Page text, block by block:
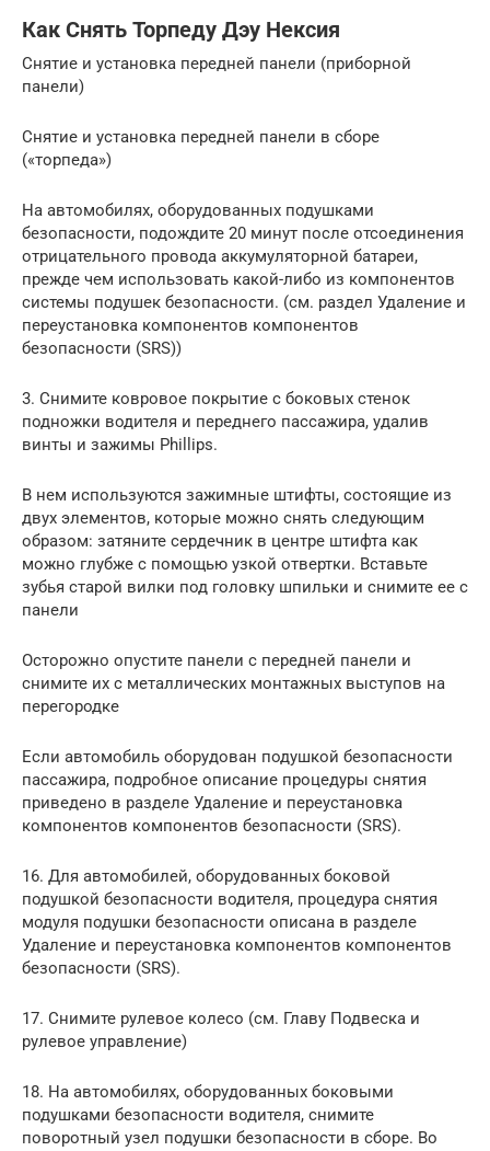
Как Снять Торпеду Дэу Нексия
Снятие и установка передней панели (приборной
панели)
Снятие и установка передней панели в сборе
(«торпеда»)
На автомобилях, оборудованных подушками
безопасности, подождите 20 минут после отсоединения
отрицательного провода аккумуляторной батареи,
прежде чем использовать какой-либо из компонентов
системы подушек безопасности. (см. раздел Удаление и
переустановка компонентов компонентов
безопасности (SRS))
3. Снимите ковровое покрытие с боковых стенок
подножки водителя и переднего пассажира, удалив
винты и зажимы Phillips.
В нем используются зажимные штифты, состоящие из
двух элементов, которые можно снять следующим
образом: затяните сердечник в центре штифта как
можно глубже с помощью узкой отвертки. Вставьте
зубья старой вилки под головку шпильки и снимите ее с
панели
Осторожно опустите панели с передней панели и
снимите их с металлических монтажных выступов на
перегородке
Если автомобиль оборудован подушкой безопасности
пассажира, подробное описание процедуры снятия
приведено в разделе Удаление и переустановка
компонентов компонентов безопасности (SRS).
16. Для автомобилей, оборудованных боковой
подушкой безопасности водителя, процедура снятия
модуля подушки безопасности описана в разделе
Удаление и переустановка компонентов компонентов
безопасности (SRS).
17. Снимите рулевое колесо (см. Главу Подвеска и
рулевое управление)
18. На автомобилях, оборудованных боковыми
подушками безопасности водителя, снимите
поворотный узел подушки безопасности в сборе. Во